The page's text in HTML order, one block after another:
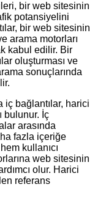
bir web sitesinin
potansiyelini
bir web sitesinin
arama motorları
kabul edilir. Bir
oluşturması ve
sonuçlarında
iç bağlantılar, harici
bulunur. İç
arasında
fazla içeriğe
kullanıcı
web sitesinin
olur. Harici
referans